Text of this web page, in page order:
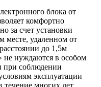
блока от
комфортно
за счет установки
месте, удаленном от
до 1,5м
нуждаются в особом
при соблюдении
эксплуатации
течение многих лет